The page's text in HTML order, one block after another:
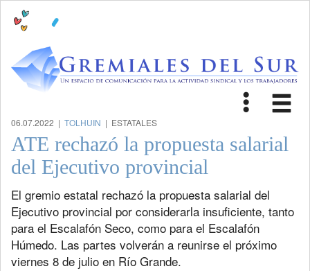
Toggle
06.07.2022 | TOLHUIN | ESTATALES
ATE rechazó la propuesta salarial
del Ejecutivo provincial
El gremio estatal rechazó la propuesta salarial del
Ejecutivo provincial por considerarla insuficiente, tanto
para el Escalafón Seco, como para el Escalafón
Húmedo. Las partes volverán a reunirse el próximo
viernes 8 de julio en Río Grande.